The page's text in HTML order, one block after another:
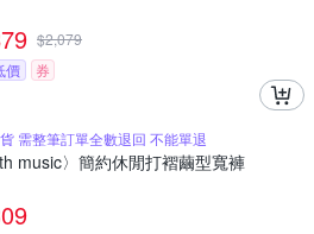
$2,079
價
券
需整筆訂單全數退回 不能單退
music〉簡約休閒打褶繭型寬褲